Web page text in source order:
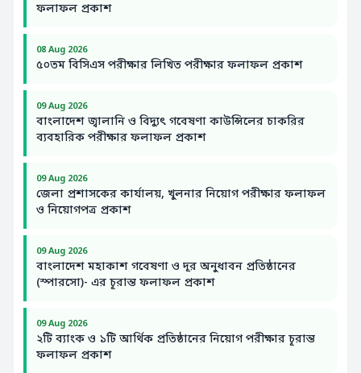
ফলাফল প্রকাশ
08 Aug 2026
৫০তম বিসিএস পরীক্ষার লিখিত পরীক্ষার ফলাফল প্রকাশ
09 Aug 2026
বাংলাদেশ জ্বালানি ও বিদ্যুৎ গবেষণা কাউন্সিলের চাকরির
ব্যবহারিক পরীক্ষার ফলাফল প্রকাশ
09 Aug 2026
জেলা প্রশাসকের কার্যালয়, খুলনার নিয়োগ পরীক্ষার ফলাফল
ও নিয়োগপত্র প্রকাশ
09 Aug 2026
বাংলাদেশ মহাকাশ গবেষণা ও দূর অনুধাবন প্রতিষ্ঠানের
(স্পারসো)- এর চূরান্ত ফলাফল প্রকাশ
09 Aug 2026
২টি ব্যাংক ও ১টি আর্থিক প্রতিষ্ঠানের নিয়োগ পরীক্ষার চূরান্ত
ফলাফল প্রকাশ